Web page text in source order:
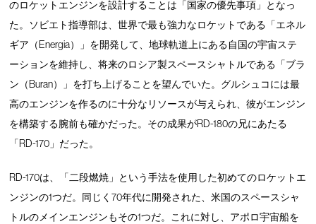
のロケットエンジンを設計することは「国家の優先事項」となっ
た。ソビエト指導部は、世界で最も強力なロケットである「エネル
ギア（Energia）」を開発して、地球軌道上にある自国の宇宙ステ
ーションを維持し、将来のロシア製スペースシャトルである「ブラ
ン（Buran）」を打ち上げることを望んでいた。グルシュコには最
高のエンジンを作るのに十分なリソースが与えられ、彼がエンジン
を構築する腕前も確かだった。その成果がRD-180の兄にあたる
「RD-170」だった。
RD-170は、「二段燃焼」という手法を使用した初めてのロケットエ
ンジンの1つだ。同じく70年代に開発された、米国のスペースシャ
トルのメインエンジンもその1つだ。これに対し、アポロ宇宙船を